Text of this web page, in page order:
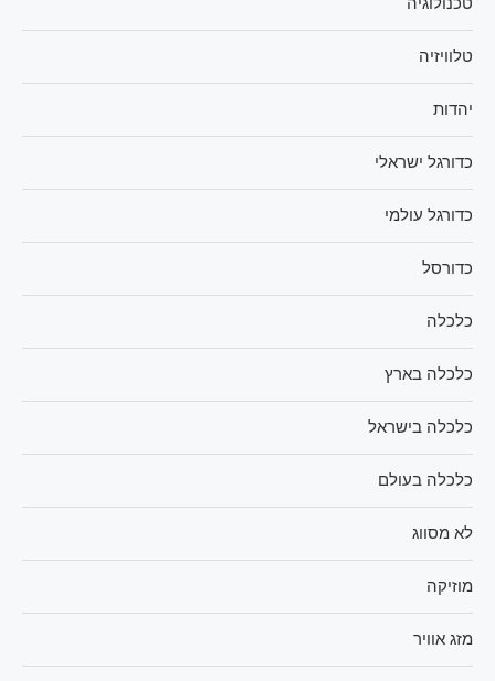
טלוויזיה
יהדות
כדורגל ישראלי
כדורגל עולמי
כדורסל
כלכלה
כלכלה בארץ
כלכלה בישראל
כלכלה בעולם
לא מסווג
מוזיקה
מזג אוויר